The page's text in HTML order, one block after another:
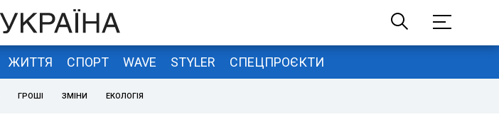
ЖИТТЯ СПОРТ WAVE STYLER СПЕЦПРОЄКТИ
ГРОШІ ЗМІНИ ЕКОЛОГІЯ